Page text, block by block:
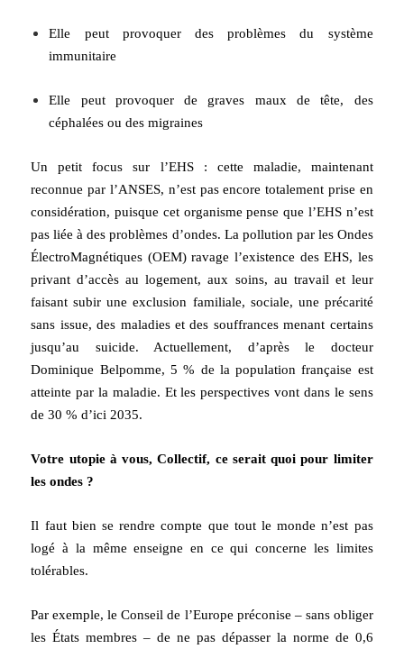
Elle peut provoquer des problèmes du système
immunitaire
Elle peut provoquer de graves maux de tête, des
céphalées ou des migraines
Un petit focus sur l’EHS : cette maladie, maintenant
reconnuepar l’ANSES, n’est pas encore totalement prise en
considération,puisque cetorganisme pense que l’EHS n’est
pas liée à des problèmes d’ondes. La pollution par les Ondes
ÉlectroMagnétiques (OEM) ravage l’existence des EHS, les
privant d’accès au logement, aux soins, au travail et leur
faisant subir une exclusion familiale, sociale, une précarité
sans issue, des maladies et des souffrances menant certains
jusqu’au suicide. Actuellement, d’après le docteur
Dominique Belpomme, 5 % de la population française est
atteinte par la maladie. Et les perspectives vont dans le sens
de 30 % d’ici 2035.
Votre utopie à vous, Collectif, ce serait quoi pour limiter
les ondes ?
Il faut bien se rendre compte que tout le monde n’est pas
logé à la même enseigne en ce qui concerne les limites
tolérables.
Par exemple, le Conseil de l’Europe préconise – sans obliger
les États membres – de ne pas dépasser la norme de 0,6